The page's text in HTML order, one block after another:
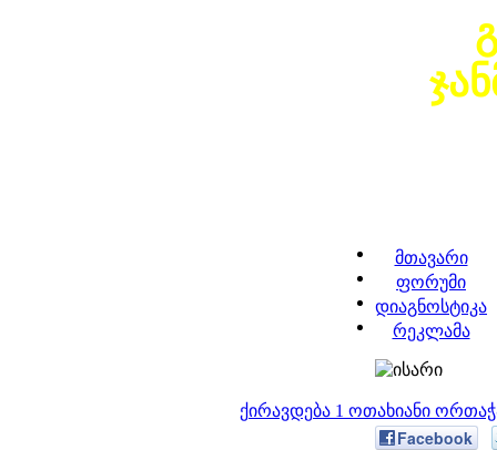
მთავარი
ფორუმი
დიაგნოსტიკა
რეკლამა
ქირავდება 1 ოთახიანი
Facebook